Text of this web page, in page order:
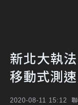
新北大執
移動式測
2020-08-11 15:12